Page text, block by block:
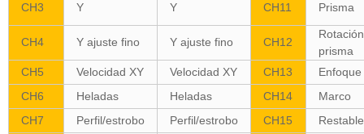
CH3
Y Y CH11 Prisma
CH4 Y ajuste fino Y ajuste fino CH12
prisma
CH5
Velocidad XY Velocidad XY CH13
Enfoque
CH6
Heladas Heladas CH14
Marco
CH7
Perfil/estrobo Perfil/estrobo CH15